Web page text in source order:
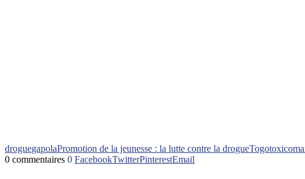
droguegapolaPromotion de la jeunesse : la lutte contre la drogueTogo
0 commentaires 0 FacebookTwitterPinterestEmail